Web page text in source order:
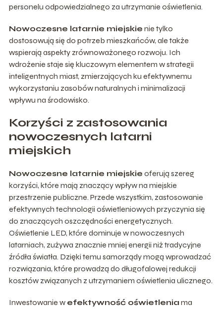
personelu odpowiedzialnego za utrzymanie oświetlenia.
Nowoczesne latarnie miejskie nie tylko
dostosowują się do potrzeb mieszkańców, ale także
wspierają aspekty zrównoważonego rozwoju. Ich
wdrożenie staje się kluczowym elementem w strategii
inteligentnych miast, zmierzających ku efektywnemu
wykorzystaniu zasobów naturalnych i minimalizacji
wpływu na środowisko.
Korzyści z zastosowania
nowoczesnych latarni
miejskich
Nowoczesne latarnie miejskie oferują szereg
korzyści, które mają znaczący wpływ na miejskie
przestrzenie publiczne. Przede wszystkim, zastosowanie
efektywnych technologii oświetleniowych przyczynia się
do znaczących oszczędności energetycznych.
Oświetlenie LED, które dominuje w nowoczesnych
latarniach, zużywa znacznie mniej energii niż tradycyjne
źródła światła. Dzięki temu samorządy mogą wprowadzać
rozwiązania, które prowadzą do długofalowej redukcji
kosztów związanych z utrzymaniem oświetlenia ulicznego.
Inwestowanie w efektywność oświetlenia ma